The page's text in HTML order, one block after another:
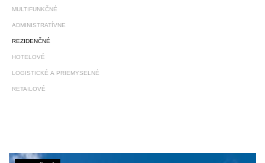
MULTIFUNKČNÉ
ADMINISTRATÍVNE
REZIDENČNÉ
HOTELOVÉ
LOGISTICKÉ A PRIEMYSELNÉ
RETAILOVÉ